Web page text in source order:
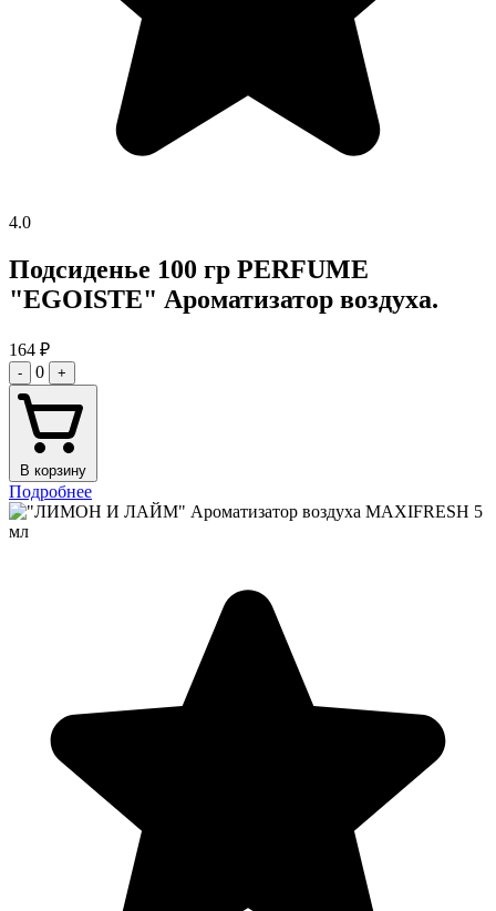
4.0
Подсиденье 100 гр PERFUME
"EGOISTE" Ароматизатор воздуха.
164 ₽
- 0 +
В корзину
Подробнее